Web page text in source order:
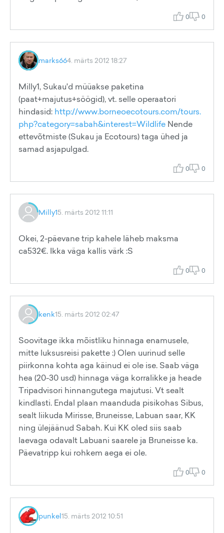
0 0
marks664. märts 2012 18:27
Milly1, Sukau'd müüakse paketina
(paat+majutus+söögid), vt. selle operaatori
hindasid: http://www.borneoecotours.com/tours.
php?category=sabah&interest=Wildlife Nende
ettevõtmiste (Sukau ja Ecotours) taga ühed ja
samad asjapulgad.
0 0
Milly15. märts 2012 11:11
Okei, 2-päevane trip kahele läheb maksma
ca532€. Ikka väga kallis värk :S
0 0
kenk15. märts 2012 02:47
Soovitage ikka mõistliku hinnaga enamusele,
mitte luksusreisi pakette :) Olen uurinud selle
piirkonna kohta aga käinud ei ole ise. Saab väga
hea (20-30 usd) hinnaga väga korralikke ja heade
Tripadvisori hinnangutega majutusi. Vt sealt
kindlasti. Endal plaan maanduda pisikohas Sibus,
sealt liikuda Mirisse, Bruneisse, Labuan saar, KK
ning ülejäänud Sabah. Kui KK oled siis saab
laevaga odavalt Labuani saarele ja Bruneisse ka.
Päevatripp kui rohkem aega ei ole.
0 0
punkel15. märts 2012 10:51